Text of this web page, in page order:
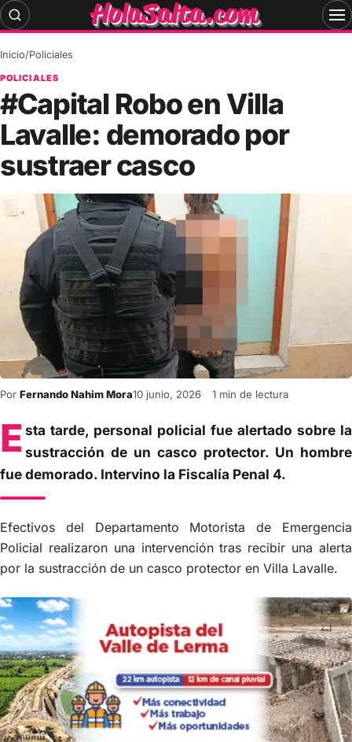
Skip
to
Inicio/Policiales
POLICIALES
#Capital Robo en Villa
Lavalle: demorado por
sustraer casco
Por Fernando Nahim Mora10 junio, 2026 1 min de lectura
E sta tarde, personal policial fue alertado sobre la
sustracción de un casco protector. Un hombre
fue demorado. Intervino la Fiscalía Penal 4.
Efectivos del Departamento Motorista de Emergencia
Policial realizaron una intervención tras recibir una alerta
por la sustracción de un casco protector en Villa Lavalle.